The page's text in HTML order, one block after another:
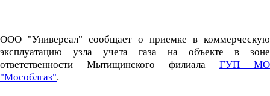
ООО "Универсал" сообщает о приемке в коммерческую
эксплуатацию узла учета газа на объекте в зоне
ответственности Мытищинского филиала ГУП МО
"Мособлгаз".